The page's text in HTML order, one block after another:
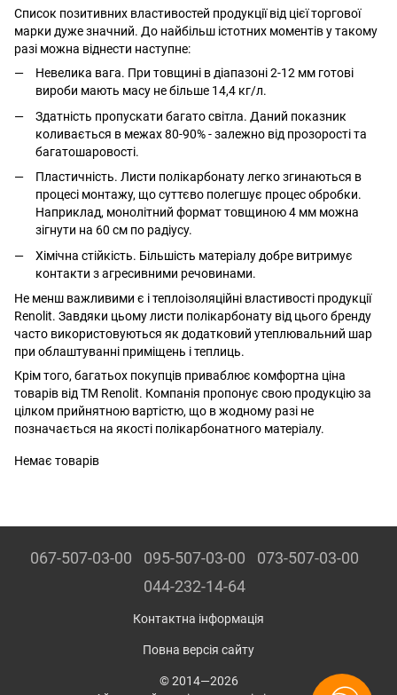
Список позитивних властивостей продукції від цієї торгової
марки дуже значний. До найбільш істотних моментів у такому
разі можна віднести наступне:
Невелика вага. При товщині в діапазоні 2-12 мм готові
вироби мають масу не більше 14,4 кг/л.
Здатність пропускати багато світла. Даний показник
коливається в межах 80-90% - залежно від прозорості та
багатошаровості.
Пластичність. Листи полікарбонату легко згинаються в
процесі монтажу, що суттєво полегшує процес обробки.
Наприклад, монолітний формат товщиною 4 мм можна
зігнути на 60 см по радіусу.
Хімічна стійкість. Більшість матеріалу добре витримує
контакти з агресивними речовинами.
Не менш важливими є і теплоізоляційні властивості продукції
Renolit. Завдяки цьому листи полікарбонату від цього бренду
часто використовуються як додатковий утеплювальний шар
при облаштуванні приміщень і теплиць.
Крім того, багатьох покупців приваблює комфортна ціна
товарів від ТМ Renolit. Компанія пропонує свою продукцію за
цілком прийнятною вартістю, що в жодному разі не
позначається на якості полікарбонатного матеріалу.
Немає товарів
067-507-03-00 095-507-03-00
073-507-03-00
044-232-14-64
Контактна інформація
Повна версія сайту
© 2014—2026